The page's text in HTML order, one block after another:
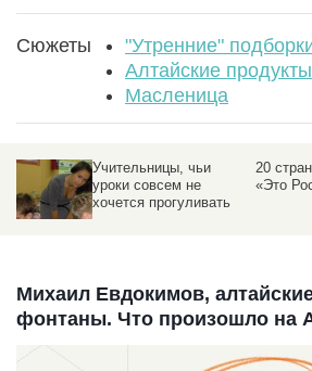
Сюжеты
"Утренние"
Алтайские продукты
Масленица
Учительницы, чьи
уроки совсем не
хочется прогуливать
20
«Это
Михаил Евдокимов,
фонтаны. Что произошло на